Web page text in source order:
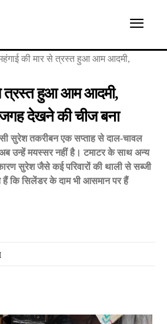
की मार से त्रस्त हुआ आम आदमी,
त्रस्त हुआ आम आदमी,
देखने की चीज बना
सुरेश तकरीबन एक सप्ताह से दाल-चावल
उन्हें मयस्सर नहीं है। टमाटर के साथ अन्य
सुरेश जैसे कई परिवारों की थाली से सब्जी
कि सिलेंडर के दाम भी आसमान पर हैं